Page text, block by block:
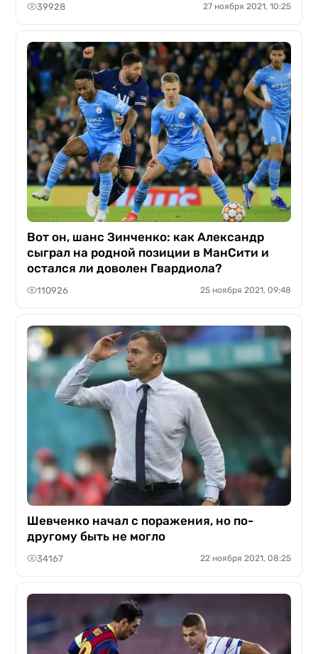
39928 27 ноября 2021, 10:25
Вот он, шанс Зинченко: как Александр
сыграл на родной позиции в МанСити и
остался ли доволен Гвардиола?
110926 25 ноября 2021, 09:48
Шевченко начал с поражения, но по-
другому быть не могло
34167 22 ноября 2021, 08:25